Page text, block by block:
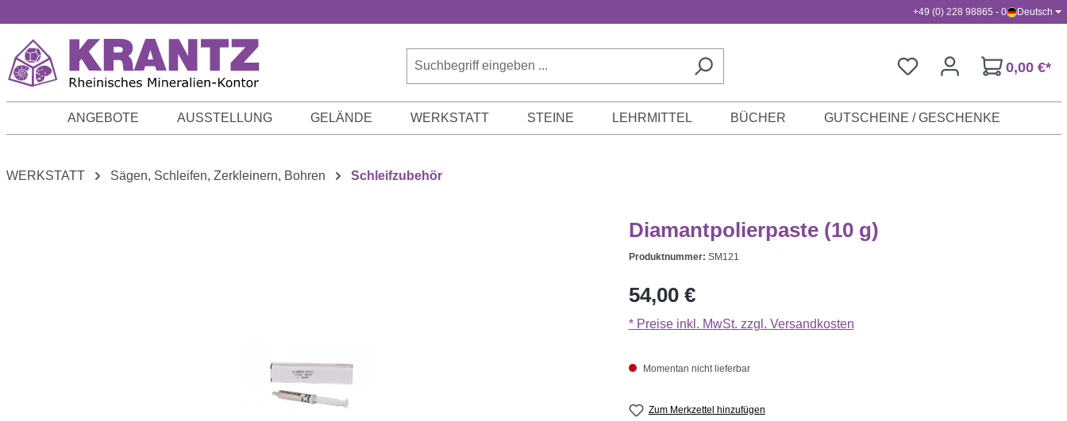
+49 (0) 228 98865 - 0 Deutsch
0,00 €*
ANGEBOTE AUSSTELLUNG GELÄNDE WERKSTATT STEINE LEHRMITTEL BÜCHER GUTSCHEINE / GESCHENKE
WERKSTATT Sägen, Schleifen, Zerkleinern, Bohren Schleifzubehör
Diamantpolierpaste (10 g)
Produktnummer: SM121
Regulärer Preis:
54,00 €
* Preise inkl. MwSt. zzgl. Versandkosten
Momentan nicht lieferbar
Zum Merkzettel hinzufügen